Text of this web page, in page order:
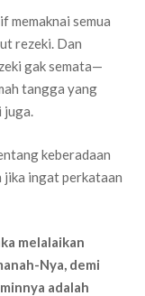
memaknai semua
rezeki. Dan
gak semata—
tangga yang
juga.
keberadaan
jika ingat perkataan
melalaikan
Nya, demi
adalah